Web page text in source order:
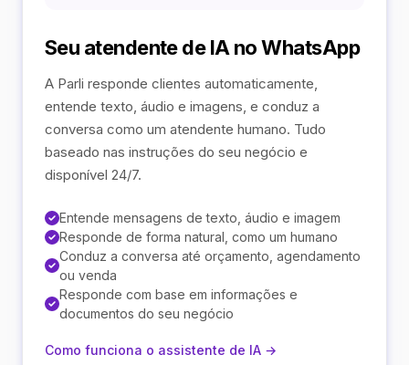
Seu atendente de IA no WhatsApp
A Parli responde clientes automaticamente,
entende texto, áudio e imagens, e conduz a
conversa como um atendente humano. Tudo
baseado nas instruções do seu negócio e
disponível 24/7.
Entende mensagens de texto, áudio e imagem
Responde de forma natural, como um humano
Conduz a conversa até orçamento, agendamento
ou venda
Responde com base em informações e
documentos do seu negócio
Como funciona o assistente de IA →